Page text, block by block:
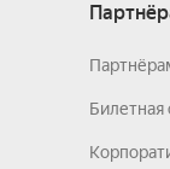
Билетная